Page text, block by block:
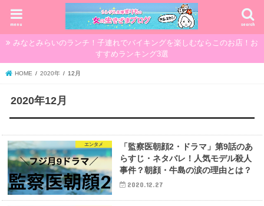
search
menu
みなとみらいのランチ！子連れでバイキングを楽しむならこのお店！お
すすめランキング3選
HOME 2020年 12月
2020年12月
エンタメ
「監察医朝顔2・ドラマ」第9話のあ
らすじ・ネタバレ！人気モデル殺人
事件？朝顔・牛島の涙の理由とは？
2020.12.27